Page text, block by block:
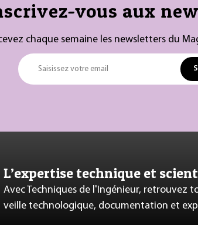
vous aux
chaque semaine les newsletters du
Saisissez votre email
L’expertise technique et
Avec Techniques de l'Ingénieur, retrouvez
veille technologique, documentation et